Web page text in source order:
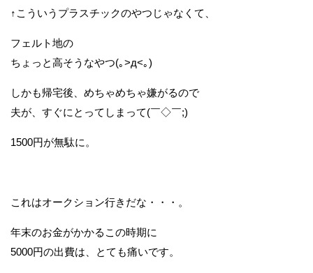
↑こういうプラスチックのやつじゃなくて、
フェルト地の
ちょっと高そうなやつ(｡>д<｡)
しかも帰宅後、めちゃめちゃ嫌がるので
夫が、すぐにとってしまって(￣◇￣;)
1500円が無駄に。
これはオークション行きだな・・・。
年末のお金がかかるこの時期に
5000円の出費は、とても痛いです。